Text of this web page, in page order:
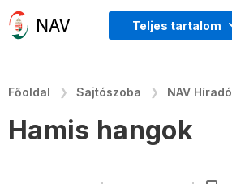
Teljes tartalom
Főoldal Sajtószoba NAV Híradó
Hamis hangok